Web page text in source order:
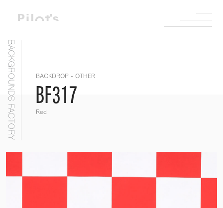
BACKGROUNDS FACTORY BACKDROP - OTHER
BF317
Red